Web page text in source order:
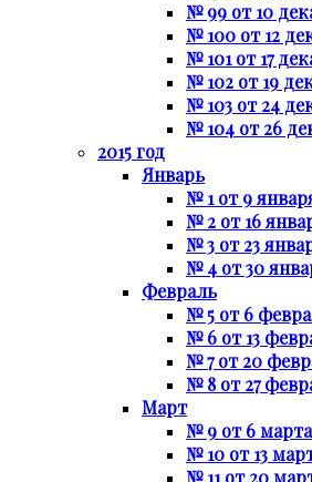
№ 99 от 10
№ 100 от 12
№ 101 от 17
№ 102 от 19
№ 103 от 24
№ 104 от 26
2015 год
Январь
№ 1 от 9
№ 2 от 16
№ 3 от 23
№ 4 от 30
Февраль
№ 5 от 6
№ 6 от 13
№ 7 от 20
№ 8 от 27
Март
№ 9 от 6 марта
№ 10 от 13
№ 11 от 20